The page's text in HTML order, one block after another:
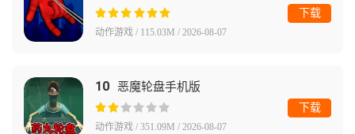
动作游戏 / 115.03M / 2026-08-07
下载
10 恶魔轮盘手机版
动作游戏 / 351.09M / 2026-08-07
下载